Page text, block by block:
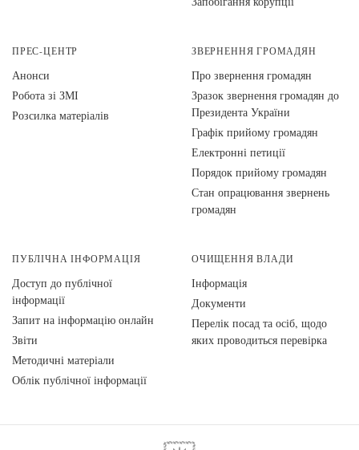
ПРЕС-ЦЕНТР
Анонси
Робота зі ЗМІ
Розсилка матеріалів
ЗВЕРНЕННЯ ГРОМАДЯН
Про звернення громадян
Зразок звернення громадян до
Президента України
Графік прийому громадян
Електронні петиції
Порядок прийому громадян
Стан опрацювання звернень
громадян
ПУБЛІЧНА ІНФОРМАЦІЯ
Доступ до публічної
інформації
Запит на інформацію онлайн
Звіти
Методичні матеріали
Облік публічної інформації
ОЧИЩЕННЯ ВЛАДИ
Інформація
Документи
Перелік посад та осіб, щодо
яких проводиться перевірка